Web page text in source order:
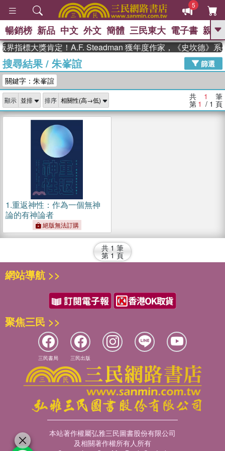
5
GO
高希均教授回憶錄
、 The Odyssey 、 父親節 、 如果歷
獎 臺灣漫遊錄 、 方念華 、 台灣的李
登輝時代
數學女孩：黎曼猜想 、
偉大的迷走神經
暢銷榜 新品 中文 外文 簡體 三民東大 電子書 親子
界指標大獎肯定！A.F. Steadman 獲年度作家，《史坎德》系
搜尋結果/ 朱峯誼
篩選
關鍵字：朱峯誼
顯示 排序 共 1 筆
第 1 / 1 頁
1.重返神性：作為一個無神
論的有神論者
絕版無法訂購
共 1 筆
第 1 頁
網站導航 >>
聚焦三民 >>
三民書局 三民出版
本站著作權屬弘雅三民圖書股份有限公司
及相關著作權所有人所有